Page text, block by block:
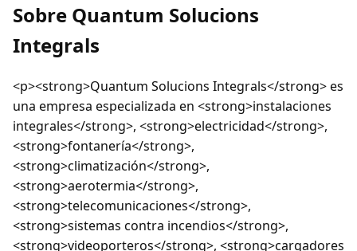
Sobre Quantum Solucions
Integrals
<p><strong>Quantum Solucions Integrals</strong> es
una empresa especializada en <strong>instalaciones
integrales</strong>, <strong>electricidad</strong>,
<strong>fontanería</strong>,
<strong>climatización</strong>,
<strong>aerotermia</strong>,
<strong>telecomunicaciones</strong>,
<strong>sistemas contra incendios</strong>,
<strong>videoporteros</strong>, <strong>cargadores